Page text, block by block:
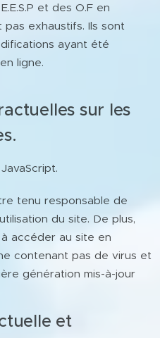
et des O.F en
exhaustifs. Ils sont
ayant été
ligne.
sur les
tenu responsable de
du site. De plus,
accéder au site en
contenant pas de virus et
génération mis-à-jour
et